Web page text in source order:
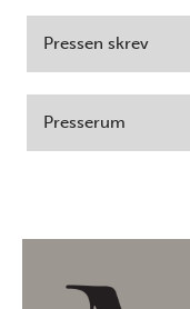
Pressen skrev
Presserum